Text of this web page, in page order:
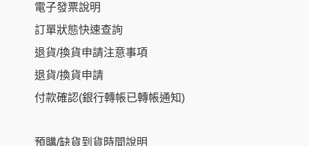
電子發票說明
訂單狀態快速查詢
退貨/換貨申請注意事項
退貨/換貨申請
付款確認(銀行轉帳已轉帳通知)
預購/缺貨到貨時間說明